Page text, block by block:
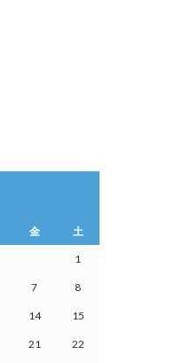
金 土
1
7 8
14 15
21 22